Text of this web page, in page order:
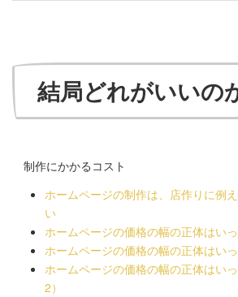
結局どれがいいの
制作にかかるコスト
ホームページの制作は、店作りに例
い
ホームページの価格の幅の正体はい
ホームページの価格の幅の正体はい
ホームページの価格の幅の正体はい
2）